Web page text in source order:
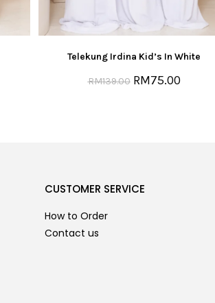
Telekung Irdina Kid’s In White
RM139.00 RM75.00
CUSTOMER SERVICE
How to Order
Contact us